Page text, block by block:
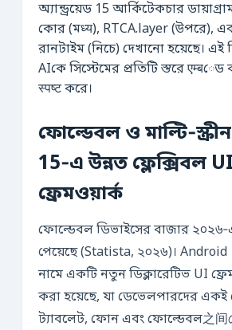
অ্যান্ড্রয়েড 15 আর্কিটেকচার
কোর (মध्य), RTCA.layer (উপরে),
রানটাইম (নিচে) দেখানো হয়েছে। এই
AIকে সিস্টেমের প্রতিটি স্তরে एम्बেড
स्पष्ट করে।
ফোল্ডেবল ও
15‑এ উন্নত ফ্লেক্সিবল UI
ফ্রেমওয়ার্ক
ফোল্ডেবল ডিভাইসের বাজার
পেয়েছে (Statista, ২০২৬)। Android
নামে একটি নতুন ডিক্লারেটিভ UI
করা হয়েছে, যা ডেভেলপারদের
ট্যাবলেট, ফোন এবং ফোল্ডেবল之间